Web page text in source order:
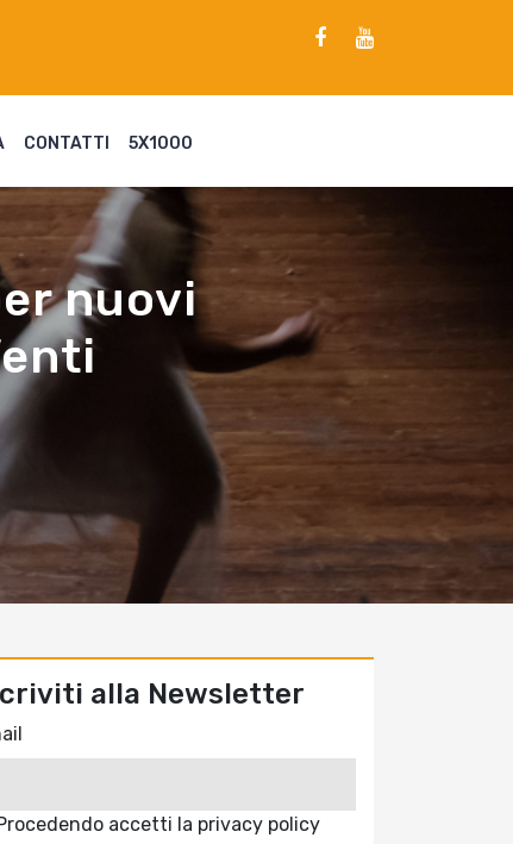
CONTATTI 5X1000
nuovi
alla Newsletter
accetti la privacy policy